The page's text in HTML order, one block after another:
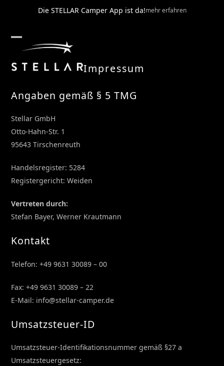
Die STELLAR Camper App ist da!mehr erfahren
Open
mobile
menu
Close
mobile
menu
Impressum
Angaben gemäß § 5 TMG
Stellar GmbH
Otto-Hahn-Str. 1
95643 Tirschenreuth
Handelsregister: 5284
Registergericht: Weiden
Vertreten durch:
Stefan Bayer, Werner Krautmann
Kontakt
Telefon: +49 9631 30089 – 00
Fax: +49 9631 30089 – 22
E-Mail: info@stellar-camper.de
Umsatzsteuer-ID
Umsatzsteuer-Identifikationsnummer gemäß §27 a
Umsatzsteuergesetz: